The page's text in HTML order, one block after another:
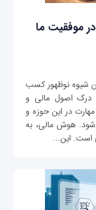
موفقیت ما
شیوه نوظهور کسب
درک اصول مالی و
در این حوزه و
هوش مالی، به
است. این...